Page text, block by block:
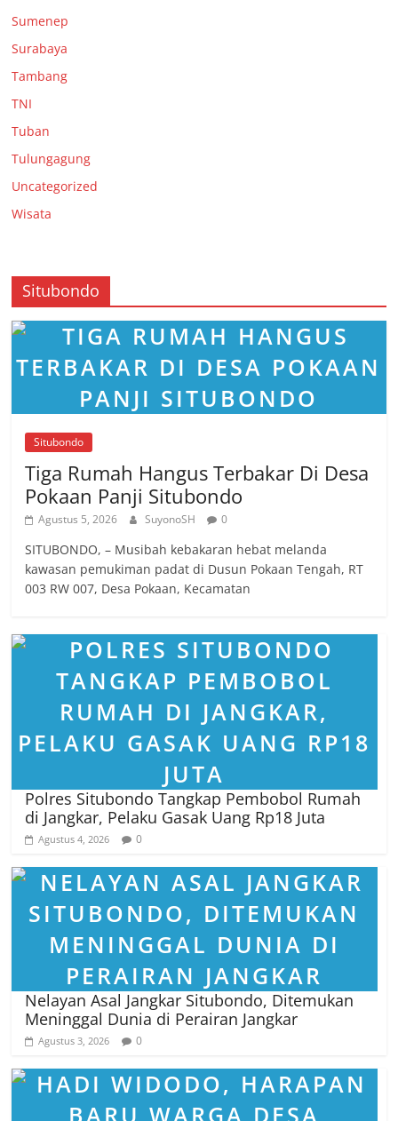
Sumenep
Surabaya
Tambang
TNI
Tuban
Tulungagung
Uncategorized
Wisata
Situbondo
Situbondo
Tiga Rumah Hangus Terbakar Di Desa
Pokaan Panji Situbondo
Agustus 5, 2026 SuyonoSH 0
SITUBONDO, – Musibah kebakaran hebat melanda
kawasan pemukiman padat di Dusun Pokaan Tengah, RT
003 RW 007, Desa Pokaan, Kecamatan
Polres Situbondo Tangkap Pembobol Rumah
di Jangkar, Pelaku Gasak Uang Rp18 Juta
Agustus 4, 2026 0
Nelayan Asal Jangkar Situbondo, Ditemukan
Meninggal Dunia di Perairan Jangkar
Agustus 3, 2026 0